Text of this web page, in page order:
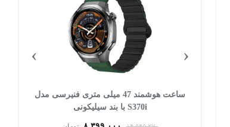
ساعت هوشمند 47 میلی متری فنیرسی مدل
S370i با بند سیلیکونی
‹
›